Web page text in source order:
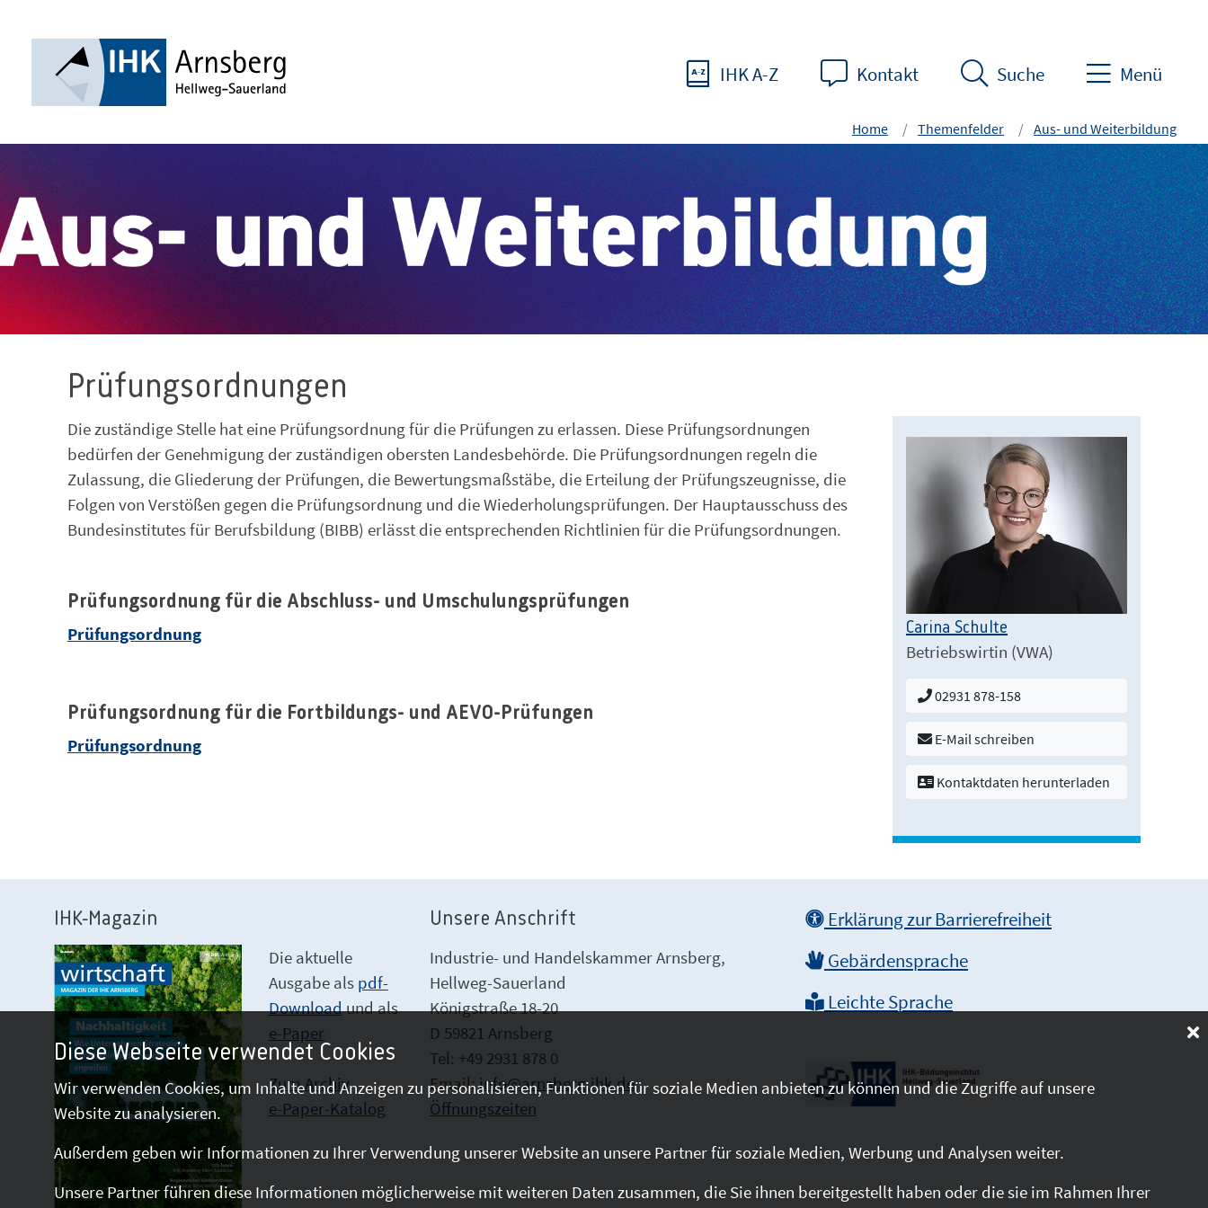
IHK A-Z Kontakt Suche Menü
Home Themenfelder Aus- und Weiterbildung
Prüfungsordnungen
Die zuständige Stelle hat eine Prüfungsordnung für die Prüfungen zu erlassen. Diese Prüfungsordnungen
bedürfen der Genehmigung der zuständigen obersten Landesbehörde. Die Prüfungsordnungen regeln die
Zulassung, die Gliederung der Prüfungen, die Bewertungsmaßstäbe, die Erteilung der Prüfungszeugnisse, die
Folgen von Verstößen gegen die Prüfungsordnung und die Wiederholungsprüfungen. Der Hauptausschuss des
Bundesinstitutes für Berufsbildung (BIBB) erlässt die entsprechenden Richtlinien für die Prüfungsordnungen.
Prüfungsordnung für die Abschluss- und Umschulungsprüfungen
Prüfungsordnung
Prüfungsordnung für die Fortbildungs- und AEVO-Prüfungen
Prüfungsordnung
Carina Schulte
Betriebswirtin (VWA)
02931 878-158
E-Mail schreiben
Kontaktdaten herunterladen
IHK-Magazin
Die aktuelle
Ausgabe als pdf-
Downloadund als
e-Paper
Zum Archiv
e-Paper-Katalog
Unsere Anschrift
Industrie- und Handelskammer Arnsberg,
Hellweg-Sauerland
Königstraße 18-20
D 59821 Arnsberg
Tel: +49 2931 878 0
Email:info@arnsberg.ihk.de
Öffnungszeiten
Erklärung zur Barrierefreiheit
Gebärdensprache
Leichte Sprache
Diese Webseite verwendet Cookies
Wir verwenden Cookies, um Inhalte und Anzeigen zu personalisieren, Funktionen für soziale Medien anbieten zu können und die Zugriffe auf unsere
Website zu analysieren.
Außerdem geben wir Informationen zu Ihrer Verwendung unserer Website an unsere Partner für soziale Medien, Werbung und Analysen weiter.
Unsere Partner führen diese Informationen möglicherweise mit weiteren Daten zusammen, die Sie ihnen bereitgestellt haben oder die sie im Rahmen Ihrer